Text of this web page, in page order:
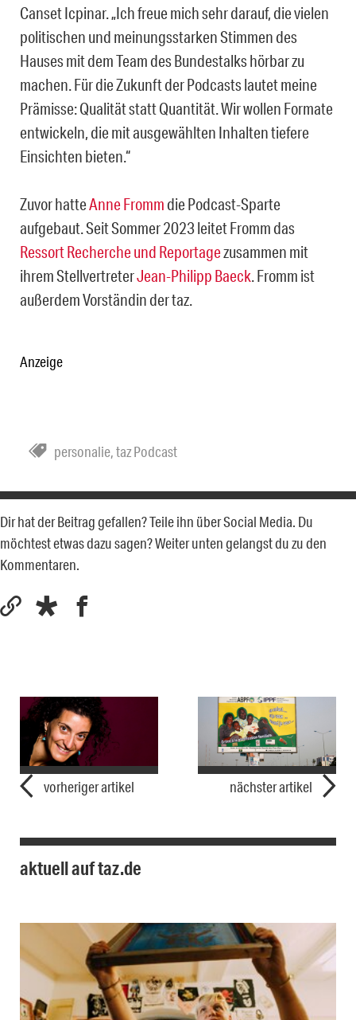
Canset Icpinar. „Ich freue mich sehr darauf, die vielen
politischen und meinungsstarken Stimmen des
Hauses mit dem Team des Bundestalks hörbar zu
machen. Für die Zukunft der Podcasts lautet meine
Prämisse: Qualität statt Quantität. Wir wollen Formate
entwickeln, die mit ausgewählten Inhalten tiefere
Einsichten bieten.“
Zuvor hatteAnne Frommdie Podcast-Sparte
aufgebaut. Seit Sommer 2023 leitet Fromm das
Ressort Recherche und Reportagezusammen mit
ihrem StellvertreterJean-Philipp Baeck. Fromm ist
außerdem Vorständin der taz.
Anzeige
personalie,taz Podcast
Dir hat der Beitrag gefallen? Teile ihn über Social Media. Du
möchtest etwas dazu sagen? Weiter unten gelangst du zu den
Kommentaren.
vorheriger artikel nächster artikel
aktuell auf taz.de